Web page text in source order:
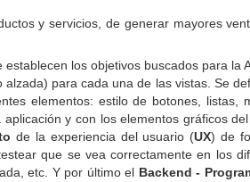
y servicios, de generar mayores
los objetivos buscados para la
alzada) para cada una de las vistas. Se
elementos: estilo de botones, listas,
y con los elementos gráficos del
de la experiencia del usuario (UX) de
que se vea correctamente en los
etc. Y por último el Backend -